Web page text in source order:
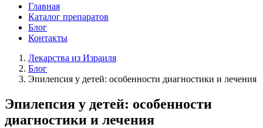
Главная
Каталог препаратов
Блог
Контакты
Лекарства из Израиля
Блог
Эпилепсия у детей: особенности диагностики и лечения
Эпилепсия у детей: особенности
диагностики и лечения